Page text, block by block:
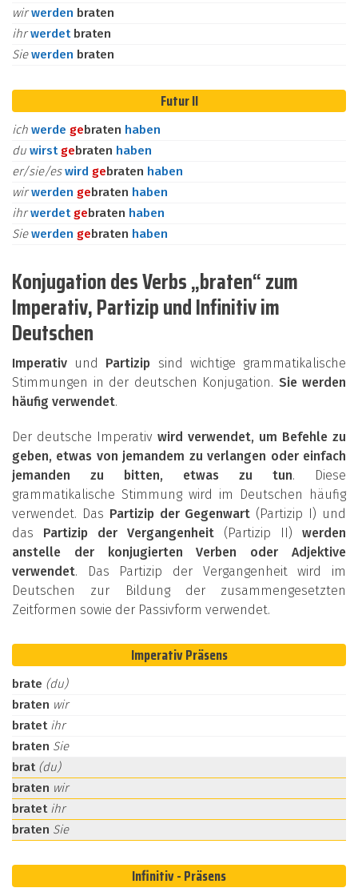
wirwerden braten
ihrwerdet braten
Siewerden braten
Futur II
ich werde gebraten haben
du wirst gebraten haben
er/sie/eswird gebraten haben
wirwerden gebraten haben
ihrwerdet gebraten haben
Siewerden gebraten haben
Konjugation des Verbs „braten“ zum
Imperativ, Partizip und Infinitiv im
Deutschen
Imperativ und Partizip sind wichtige grammatikalische
Stimmungen in der deutschen Konjugation. Sie werden
häufig verwendet.
Der deutsche Imperativ wird verwendet, um Befehle zu
geben, etwas von jemandem zu verlangen oder einfach
jemanden zu bitten, etwas zu tun. Diese
grammatikalische Stimmung wird im Deutschen häufig
verwendet. Das Partizip der Gegenwart (Partizip I) und
das Partizip der Vergangenheit (Partizip II) werden
anstelle der konjugierten Verben oder Adjektive
verwendet. Das Partizip der Vergangenheit wird im
Deutschen zur Bildung der zusammengesetzten
Zeitformen sowie der Passivform verwendet.
Imperativ Präsens
brate (du)
braten wir
bratet ihr
braten Sie
brat (du)
braten wir
bratet ihr
braten Sie
Infinitiv - Präsens